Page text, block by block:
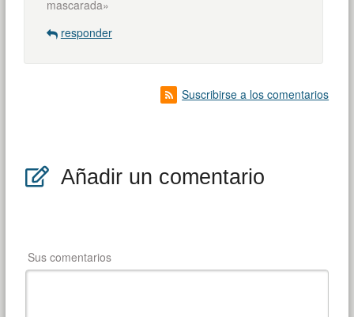
mascarada»
responder
Suscribirse a los comentarios
Añadir un comentario
Sus comentarios